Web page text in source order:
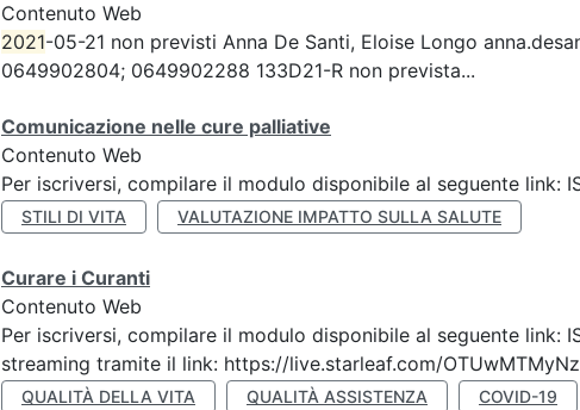
Contenuto Web
2021-05-21 non previsti Anna De Santi, Eloise Longo
0649902804; 0649902288 133D21-R non prevista...
Comunicazione nelle cure palliative
Contenuto Web
Per iscriversi, compilare il modulo disponibile al seguente link:
STILI DI VITA VALUTAZIONE IMPATTO SULLA SALUTE
Curare i Curanti
Contenuto Web
Per iscriversi, compilare il modulo disponibile al seguente link:
streaming tramite il link: https://live.starleaf.com/
QUALITÀ DELLA VITA QUALITÀ ASSISTENZA COVID-19